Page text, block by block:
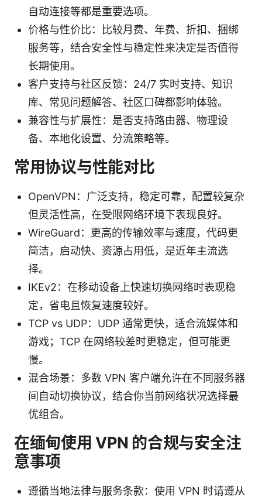
自动连接等都是重要选项。
价格与性价比：比较月费、年费、折扣、捆绑
服务等，结合安全性与稳定性来决定是否值得
长期使用。
客户支持与社区反馈：24/7 实时支持、知识
库、常见问题解答、社区口碑都影响体验。
兼容性与扩展性：是否支持路由器、物理设
备、本地化设置、分流策略等。
常用协议与性能对比
OpenVPN：广泛支持，稳定可靠，配置较复杂
但灵活性高，在受限网络环境下表现良好。
WireGuard：更高的传输效率与速度，代码更
简洁，启动快、资源占用低，是近年主流选
择。
IKEv2：在移动设备上快速切换网络时表现稳
定，省电且恢复速度较好。
TCP vs UDP：UDP 通常更快，适合流媒体和
游戏；TCP 在网络较差时更稳定，但可能更
慢。
混合场景：多数 VPN 客户端允许在不同服务器
间自动切换协议，结合你当前网络状况选择最
优组合。
在缅甸使用 VPN 的合规与安全注
意事项
遵循当地法律与服务条款：使用 VPN 时请遵从